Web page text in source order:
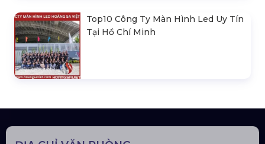
Top10 Công Ty Màn Hình Led Uy Tín
Tại Hồ Chí Minh